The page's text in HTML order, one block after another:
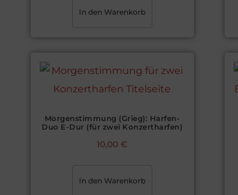
In den Warenkorb
Morgenstimmung (Grieg): Harfen-
Duo E-Dur (für zwei Konzertharfen)
10,00 €
In den Warenkorb